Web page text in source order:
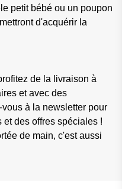
petit bébé ou un poupon
d'acquérir la
de la livraison à
et avec des
à la newsletter pour
des offres spéciales !
de main, c'est aussi